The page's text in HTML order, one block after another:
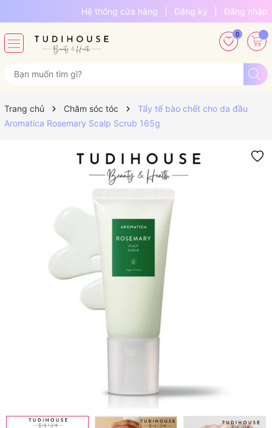
Hệ thống cửa hàng Đăng ký Đăng nhập
0
Trang chủ Chăm sóc tóc
Tẩy tế bào chết cho da đầu
Aromatica Rosemary Scalp Scrub 165g